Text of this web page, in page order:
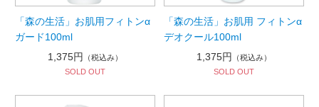
「森の生活」お肌用フィトンα
ガード100ml
1,375円
（税込み）
SOLD OUT
「森の生活」お肌用 フィトンα
デオクール100ml
1,375円
（税込み）
SOLD OUT